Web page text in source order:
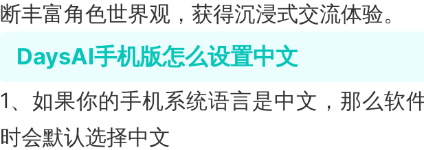
断丰富角色世界观，获得沉浸式交流体验。
DaysAI手机版怎么设置中文
1、如果你的手机系统语言是中文，那么软
时会默认选择中文